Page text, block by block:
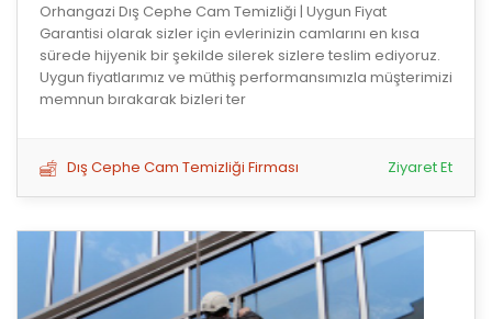
Orhangazi Dış Cephe Cam Temizliği | Uygun Fiyat
Garantisi olarak sizler için evlerinizin camlarını en kısa
sürede hijyenik bir şekilde silerek sizlere teslim ediyoruz.
Uygun fiyatlarımız ve müthiş performansımızla müşterimizi
memnun bırakarak bizleri ter
Dış Cephe Cam Temizliği Firması Ziyaret Et